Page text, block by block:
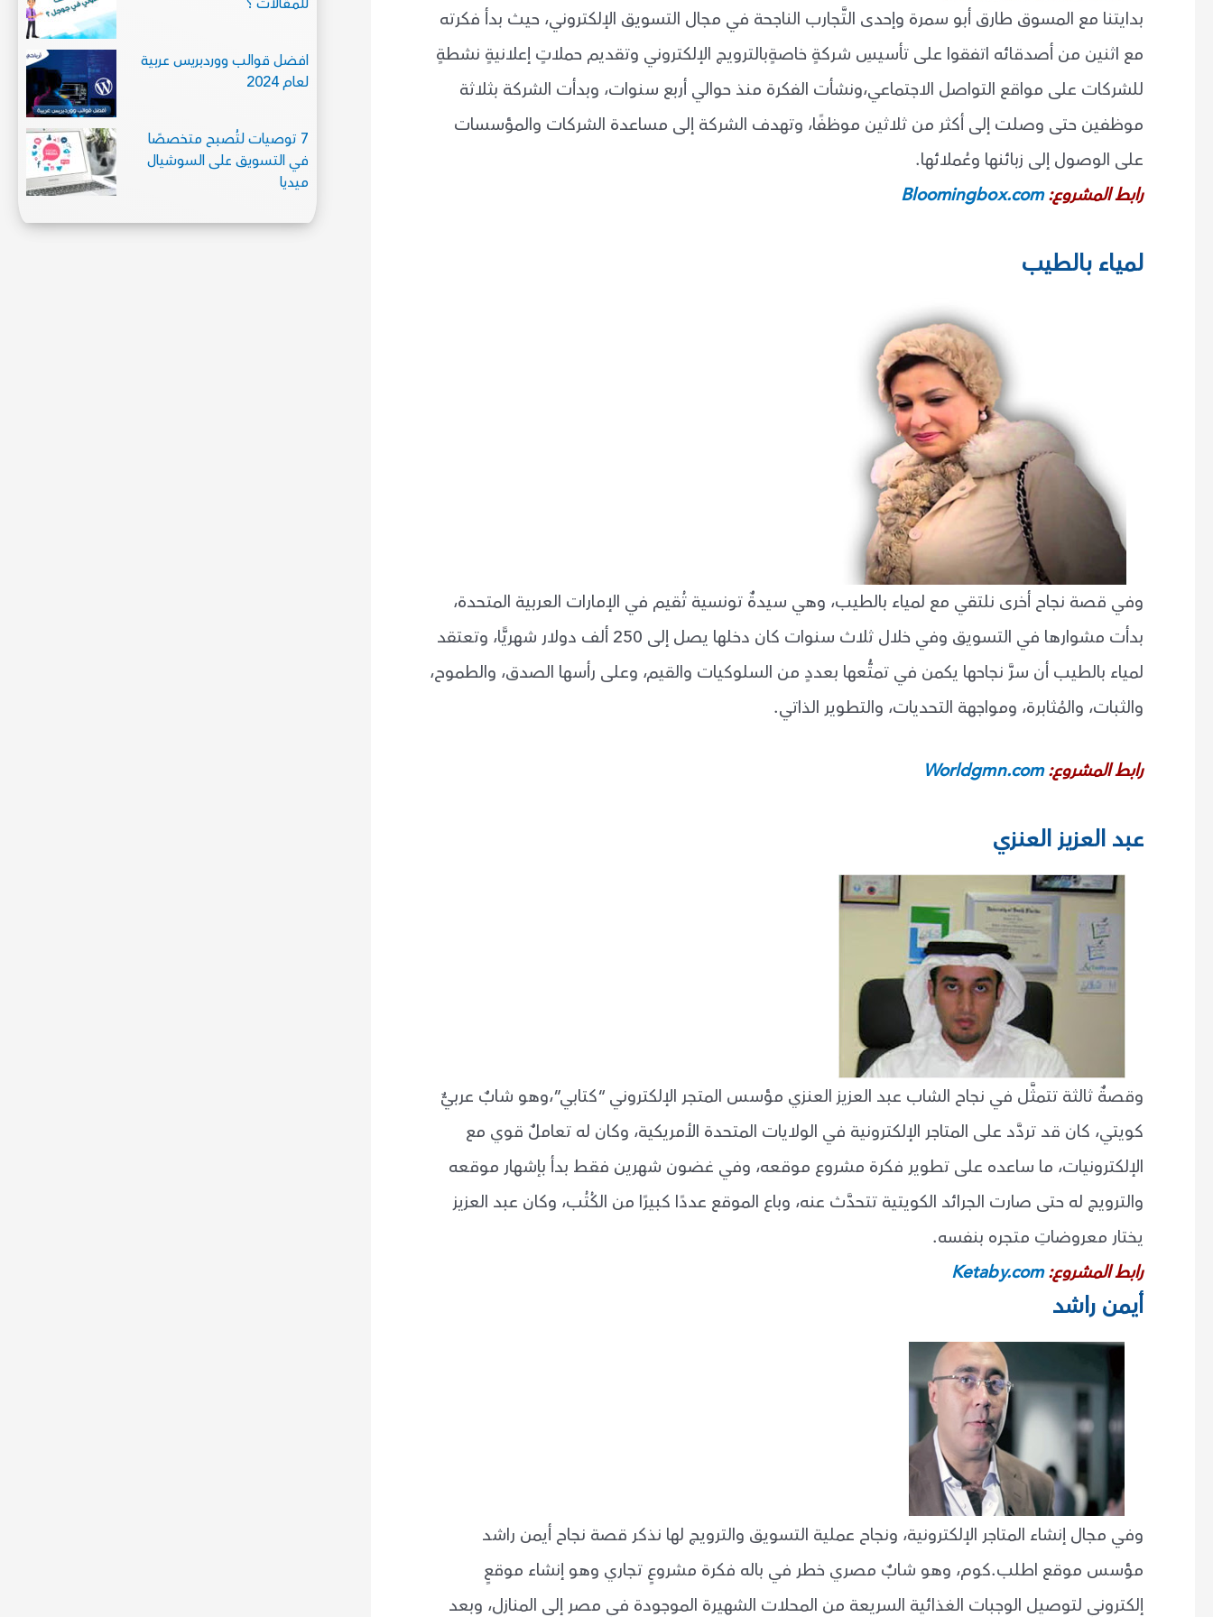
بدايتنا مع المسوق طارق أبو سمرة وإحدى التَّجارب الناجحة في مجال التسويق الإلكتروني، حيث بدأ فكرته
مع اثنين من أصدقائه اتفقوا على تأسيسِ شركةٍ خاصةٍبالترويج الإلكتروني وتقديم حملاتٍ إعلانيةٍ نشطةٍ
للشركات على مواقع التواصل الاجتماعي،ونشأت الفكرة منذ حوالي أربع سنوات، وبدأت الشركة بثلاثة
موظفين حتى وصلت إلى أكثر من ثلاثين موظفًا، وتهدف الشركة إلى مساعدة الشركات والمؤسسات
على الوصول إلى زبائنها وعُملائها.
رابط المشروع:Bloomingbox.com
لمياء بالطيب
وفي قصة نجاح أخرى نلتقي مع لمياء بالطيب، وهي سيدةٌ تونسية تُقيم في الإمارات العربية المتحدة،
بدأت مشوارها في التسويق وفي خلال ثلاث سنوات كان دخلها يصل إلى 250 ألف دولار شهريًّا، وتعتقد
لمياء بالطيب أن سرَّ نجاحها يكمن في تمتُّعها بعددٍ من السلوكيات والقيم، وعلى رأسها الصدق، والطموح،
والثبات، والمُثابرة، ومواجهة التحديات، والتطوير الذاتي.
رابط المشروع:Worldgmn.com
عبد العزيز العنزي
وقصةٌ ثالثة تتمثَّل في نجاح الشاب عبد العزيز العنزي مؤسس المتجر الإلكتروني “كتابي”،وهو شابٌ عربيٌّ
كويتي، كان قد تردَّد على المتاجر الإلكترونية في الولايات المتحدة الأمريكية، وكان له تعاملٌ قوي مع
الإلكترونيات، ما ساعده على تطوير فكرة مشروع موقعه، وفي غضون شهرين فقط بدأ بإشهار موقعه
والترويج له حتى صارت الجرائد الكويتية تتحدَّث عنه، وباع الموقع عددًا كبيرًا من الكُتُب، وكان عبد العزيز
يختار معروضاتِ متجره بنفسه.
رابط المشروع:Ketaby.com
أيمن راشد
وفي مجال إنشاء المتاجر الإلكترونية، ونجاح عملية التسويق والترويج لها نذكر قصة نجاح أيمن راشد
مؤسس موقع اطلب.كوم، وهو شابٌ مصري خطر في باله فكرة مشروعٍ تجاري وهو إنشاء موقعٍ
إلكتروني لتوصيل الوجبات الغذائية السريعة من المحلات الشهيرة الموجودة في مصر إلى المنازل، وبعد
افضل قوالب ووردبريس عربية
لعام 2024
7 توصيات لتُصبح متخصصًا
في التسويق على السوشيال
ميديا